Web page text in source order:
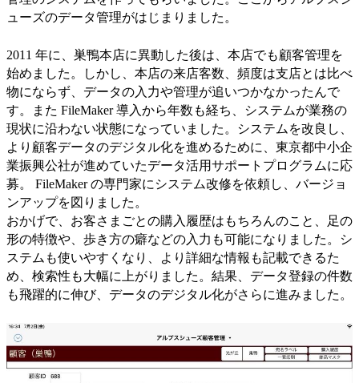
ューズのデータ管理がはじまりました。
2011 年に、巣鴨本店に異動した後は、本店でも顧客管理を
始めました。しかし、本店の来店客数、頻度は支店とは比べ
物にならず、データの入力や管理が追いつかなかったんで
す。また FileMaker 導入から年数も経ち、システムが業務の
現状に沿わない状態になっていました。システムを改良し、
より顧客データのデジタル化を進めるために、東京都中小企
業振興公社が進めていたデータ活用サポートプログラムに応
募。 FileMaker の専門家にシステム改修を依頼し、バージョ
ンアップを図りました。
おかげで、お客さまごとの購入履歴はもちろんのこと、足の
形の特徴や、歩き方の癖などの入力も可能になりました。シ
ステムも使いやすくなり、より詳細な情報も記載できるた
め、検索性も大幅に上がりました。結果、データ登録の件数
も飛躍的に伸び、データのデジタル化がさらに進みました。